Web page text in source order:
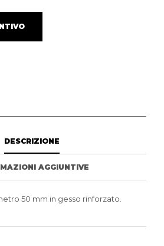
DESCRIZIONE
AGGIUNTIVE
50 mm in gesso rinforzato.